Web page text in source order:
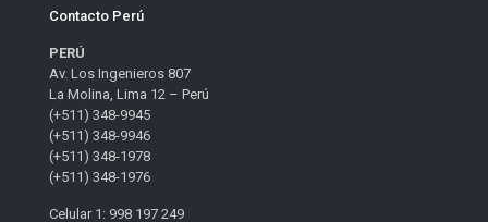
Contacto Perú
PERÚ
Av. Los Ingenieros 807
La Molina, Lima 12 – Perú
(+511) 348-9945
(+511) 348-9946
(+511) 348-1978
(+511) 348-1976
Celular 1: 998 197 249